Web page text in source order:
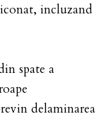
incluzand
spate a
delaminarea